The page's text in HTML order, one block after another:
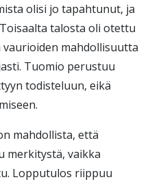
olisi jo tapahtunut, ja
talosta oli otettu
mahdollisuutta
Tuomio perustuu
todisteluun, eikä
mahdollista, että
merkitystä, vaikka
Lopputulos riippuu